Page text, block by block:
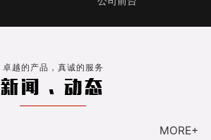
卓越的产品，真诚的服务
新闻 . 动态
MORE+